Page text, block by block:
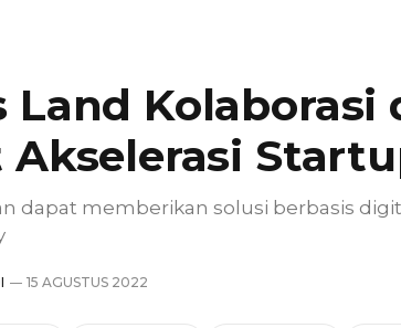
Land Kolaborasi
Akselerasi
dapat memberikan solusi berbasis
15 AGUSTUS 2022